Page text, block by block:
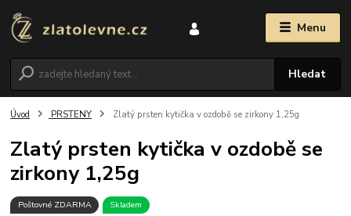
Menu
Hledat
Úvod PRSTENY Zlatý prsten kytička v ozdobě se zirkony 1,25g
Zlatý prsten kytička v ozdobě se
zirkony 1,25g
Poštovné ZDARMA Skladem